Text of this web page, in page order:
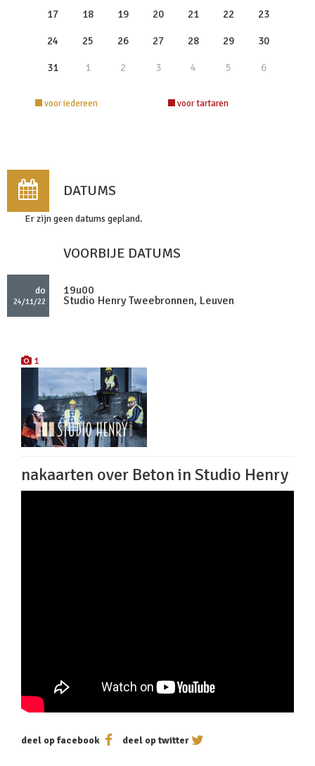
17 18 19 20 21 22 23
24 25 26 27 28 29 30
31 1 2 3 4 5 6
voor iedereen voor tartaren
DATUMS
Er zijn geen datums gepland.
VOORBIJE DATUMS
do
24/11/22
19u00
Studio Henry Tweebronnen, Leuven
1
nakaarten over Beton in Studio Henry
deel op facebook deel op twitter